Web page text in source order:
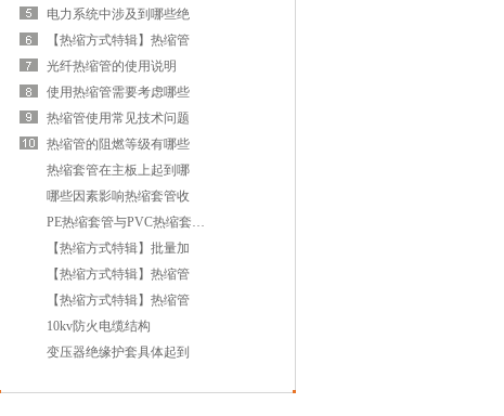
电力系统中涉及到哪些绝
【热缩方式特辑】热缩管
光纤热缩管的使用说明
使用热缩管需要考虑哪些
热缩管使用常见技术问题
热缩管的阻燃等级有哪些
热缩套管在主板上起到哪
哪些因素影响热缩套管收
PE热缩套管与PVC热缩套管哪
【热缩方式特辑】批量加
【热缩方式特辑】热缩管
【热缩方式特辑】热缩管
10kv防火电缆结构
变压器绝缘护套具体起到